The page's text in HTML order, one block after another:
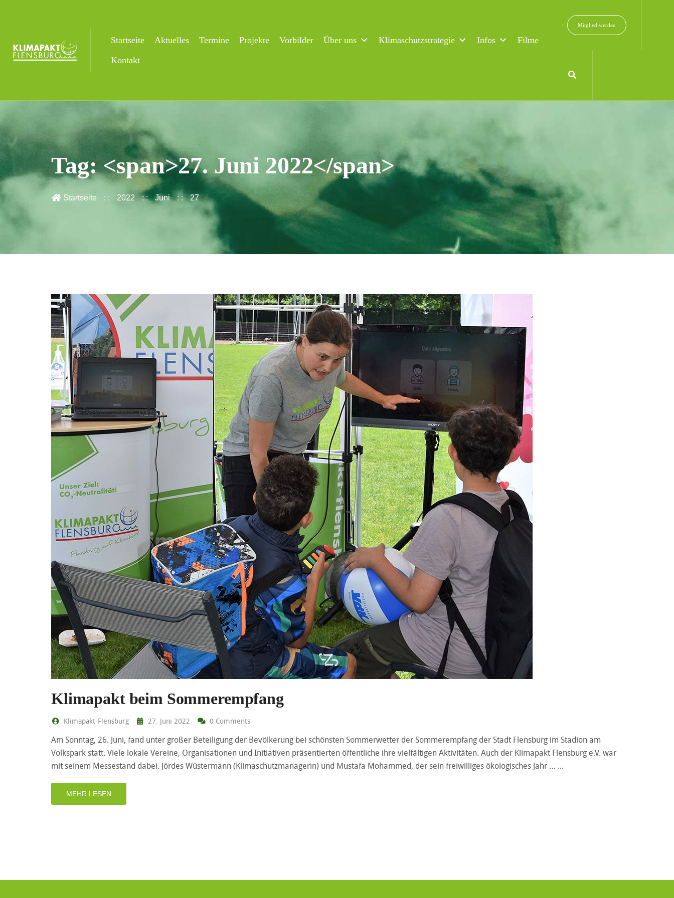
Startseite Aktuelles Termine Projekte Vorbilder Über uns Klimaschutzstrategie Infos
Filme
Kontakt
Mitglied werden
Tag: <span>27. Juni 2022</span>
Startseite 2022 Juni 27
Klimapakt beim Sommerempfang
Klimapakt-Flensburg 27. Juni 2022 0 Comments
Am Sonntag, 26. Juni, fand unter großer Beteiligung der Bevölkerung bei schönsten Sommerwetter der Sommerempfang der Stadt Flensburg im Stadion am
Volkspark statt. Viele lokale Vereine, Organisationen und Initiativen präsentierten öffentliche ihre vielfältigen Aktivitäten. Auch der Klimapakt Flensburg e.V. war
mit seinem Messestand dabei. Jördes Wüstermann (Klimaschutzmanagerin) und Mustafa Mohammed, der sein freiwilliges ökologisches Jahr …
MEHR LESEN